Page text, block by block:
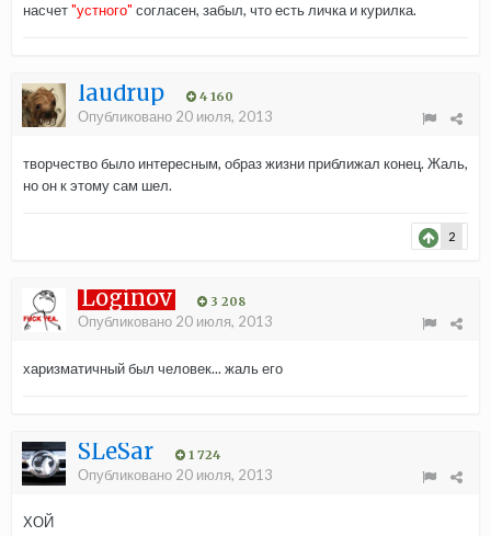
насчет"устного" согласен, забыл, что есть личка и курилка.
laudrup 4 160
Опубликовано 20 июля, 2013
творчество было интересным, образ жизни приближал конец. Жаль,
но он к этому сам шел.
2
Loginov 3 208
Опубликовано 20 июля, 2013
харизматичный был человек... жаль его
SLeSar 1 724
Опубликовано 20 июля, 2013
ХОЙ